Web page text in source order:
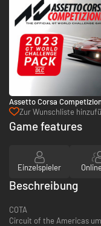
Assetto Corsa
2023 GT World Challenge
Xbox Series X|S
Zur Wunschliste
Game features
Einzelspieler
Beschreibung
COTA
Circuit of the Americas